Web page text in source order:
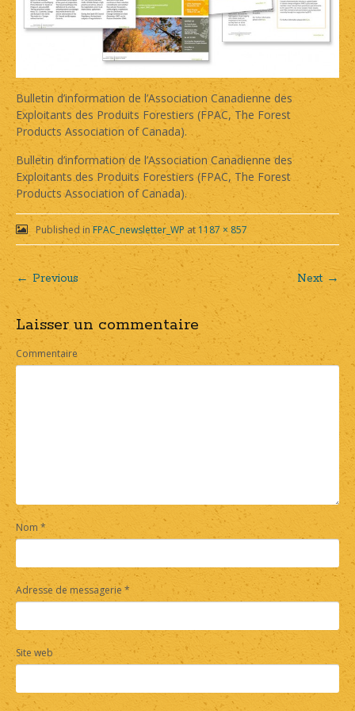
Bulletin d’information de l’Association Canadienne des
Exploitants des Produits Forestiers (FPAC, The Forest
Products Association of Canada).
Bulletin d’information de l’Association Canadienne des
Exploitants des Produits Forestiers (FPAC, The Forest
Products Association of Canada).
Published inFPAC_newsletter_WP at 1187 × 857
Post
navigation
← Previous Next →
Laisser un commentaire
Commentaire
Nom *
Adresse de messagerie *
Site web